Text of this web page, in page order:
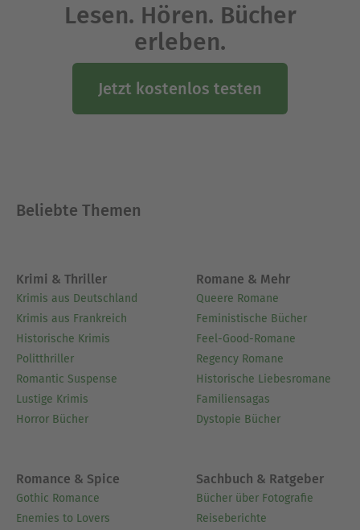
Lesen. Hören. Bücher
erleben.
Jetzt kostenlos testen
Beliebte Themen
Krimi & Thriller
Krimis aus Deutschland
Krimis aus Frankreich
Historische Krimis
Politthriller
Romantic Suspense
Lustige Krimis
Horror Bücher
Romane & Mehr
Queere Romane
Feministische Bücher
Feel-Good-Romane
Regency Romane
Historische Liebesromane
Familiensagas
Dystopie Bücher
Romance & Spice
Gothic Romance
Enemies to Lovers
Sachbuch & Ratgeber
Bücher über Fotografie
Reiseberichte